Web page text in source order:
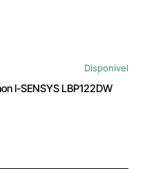
Disponível
I-SENSYS LBP122DW